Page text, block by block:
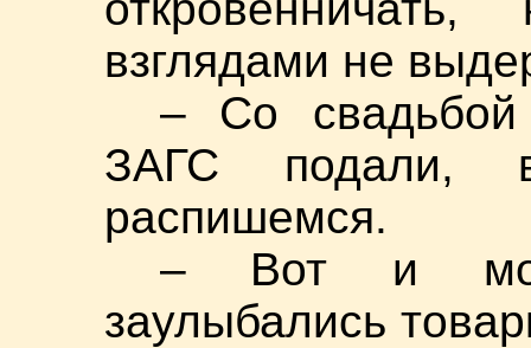
взглядами не
– Со
ЗАГС подали,
распишемся.
– Вот и
заулыбались